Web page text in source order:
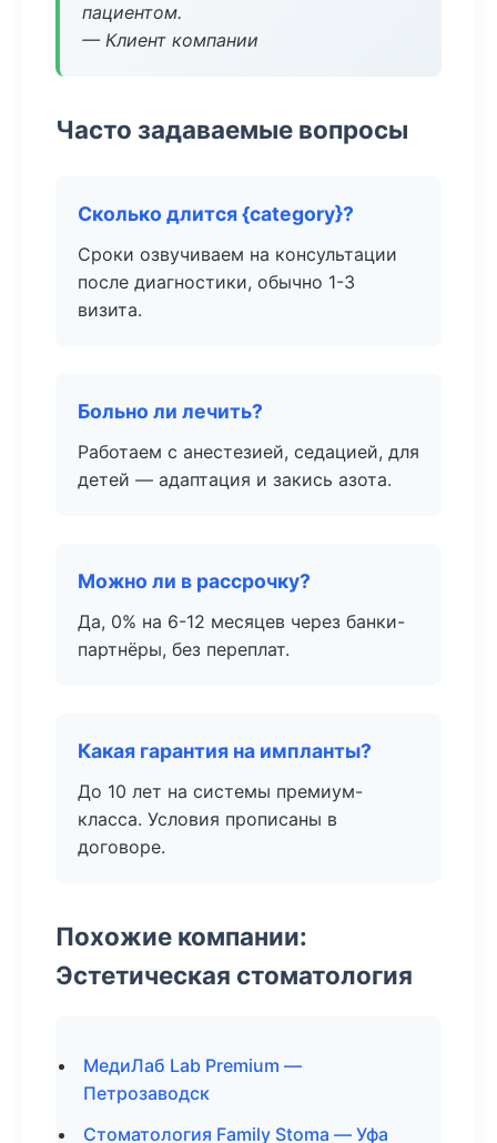
пациентом.
— Клиент компании
Часто задаваемые вопросы
Сколько длится {category}?
Сроки озвучиваем на консультации
после диагностики, обычно 1-3
визита.
Больно ли лечить?
Работаем с анестезией, седацией, для
детей — адаптация и закись азота.
Можно ли в рассрочку?
Да, 0% на 6-12 месяцев через банки-
партнёры, без переплат.
Какая гарантия на импланты?
До 10 лет на системы премиум-
класса. Условия прописаны в
договоре.
Похожие компании:
Эстетическая стоматология
МедиЛаб Lab Premium —
Петрозаводск
Стоматология Family Stoma — Уфа